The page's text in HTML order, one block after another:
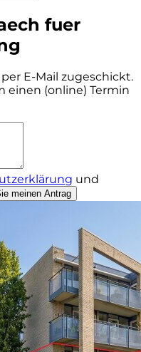
fuer
E-Mail zugeschickt.
einen (online) Termin
und
meinen Antrag